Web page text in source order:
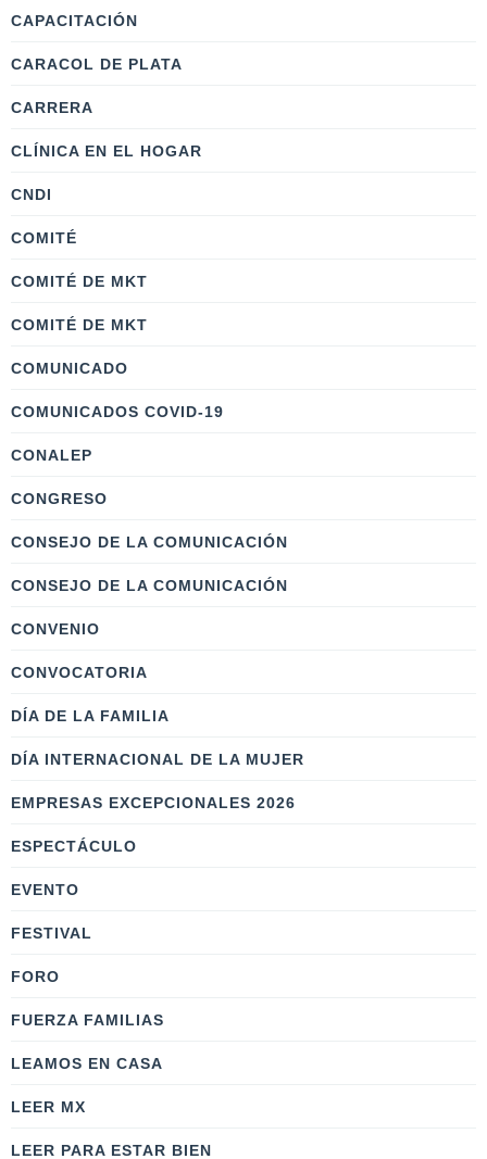
CAPACITACIÓN
CARACOL DE PLATA
CARRERA
CLÍNICA EN EL HOGAR
CNDI
COMITÉ
COMITÉ DE MKT
COMITÉ DE MKT
COMUNICADO
COMUNICADOS COVID-19
CONALEP
CONGRESO
CONSEJO DE LA COMUNICACIÓN
CONSEJO DE LA COMUNICACIÓN
CONVENIO
CONVOCATORIA
DÍA DE LA FAMILIA
DÍA INTERNACIONAL DE LA MUJER
EMPRESAS EXCEPCIONALES 2026
ESPECTÁCULO
EVENTO
FESTIVAL
FORO
FUERZA FAMILIAS
LEAMOS EN CASA
LEER MX
LEER PARA ESTAR BIEN